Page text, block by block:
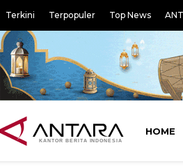
Terkini Terpopuler Top News
HOME